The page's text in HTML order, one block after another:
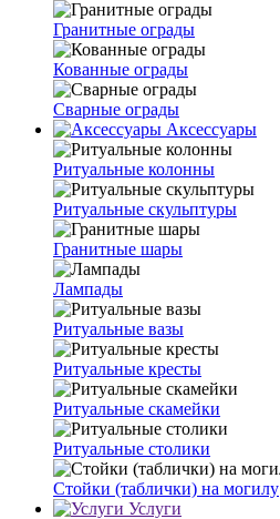
Гранитные ограды
Кованные ограды
Сварные ограды
Аксессуары
Ритуальные колонны
Ритуальные скульптуры
Гранитные шары
Лампады
Ритуальные вазы
Ритуальные кресты
Ритуальные скамейки
Ритуальные столики
Стойки (таблички) на могилу
Услуги